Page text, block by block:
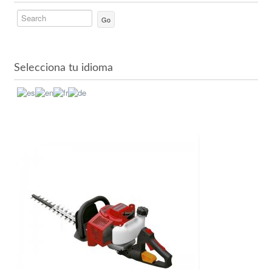
Go
Selecciona tu idioma